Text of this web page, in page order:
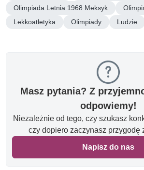
Olimpiada Letnia 1968 Meksyk
Lekkoatletyka
Olimpiady Ludzie
Masz pytania? Z
odpowiemy!
Niezależnie od tego, czy szukasz
czy dopiero zaczynasz przygodę
Napisz do nas